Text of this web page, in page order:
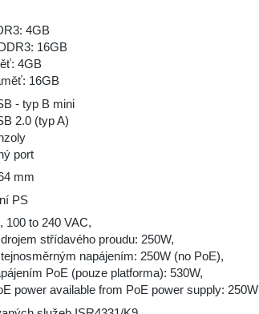
4GB
16GB
4GB
16GB
- typ B mini
2.0 (typ A)
port
mm
PS
100 to 240 VAC,
střídavého proudu: 250W,
napájením: 250W (no PoE),
PoE (pouze platforma): 530W,
power available from PoE power supply: 250W